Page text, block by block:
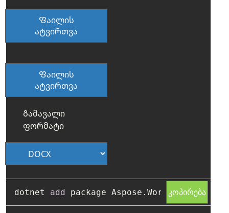
Ფაილის
ატვირთვა
Ფაილის
ატვირთვა
Გამავალი
ფორმატი
dotnet add კოპირება